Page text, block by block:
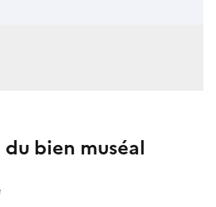
bien muséal